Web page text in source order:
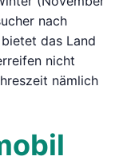
nach
das Land
nicht
nämlich